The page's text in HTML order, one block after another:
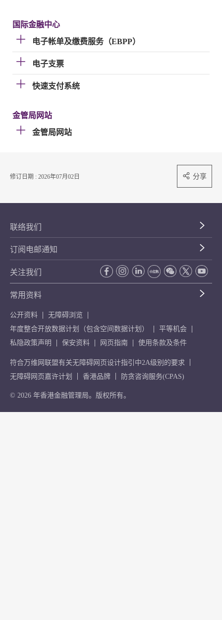
国际金融中心
电子帐单及缴费服务（EBPP）
电子支票
快速支付系统
金管局网站
金管局网站
修订日期 : 2026年07月02日 分享
联络我们
订阅电邮通知
关注我们
常用资料
公开资料
无障碍浏览
年度整合开放数据计划（包含空间数据计划）
平等机会
私隐政策声明
保安资料 网页指南 使用条款及条件
符合万维网联盟有关无障碍网页设计指引中2A级别的要求
无障碍网页嘉许计划
香港品牌 防贪咨询服务(CPAS)
© 2026 年香港金融管理局。版权所有。